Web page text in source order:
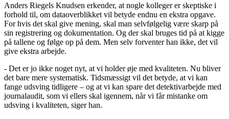
Anders Riegels Knudsen erkender, at nogle kolleger er skeptiske i
forhold til, om dataoverblikket vil betyde endnu en ekstra opgave.
For hvis det skal give mening, skal man selvfølgelig være skarp på
sin registrering og dokumentation. Og der skal bruges tid på at kigge
på tallene og følge op på dem. Men selv forventer han ikke, det vil
give ekstra arbejde.
- Det er jo ikke noget nyt, at vi holder øje med kvaliteten. Nu bliver
det bare mere systematisk. Tidsmæssigt vil det betyde, at vi kan
fange udsving tidligere – og at vi kan spare det detektivarbejde med
journalaudit, som vi ellers skal igennem, når vi får mistanke om
udsving i kvaliteten, siger han.